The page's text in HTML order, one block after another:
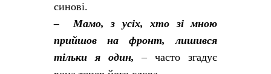
синові.
– Мамо, з усіх, хто зі мною
прийшов на фронт, лишився
тільки я один,– часто згадує